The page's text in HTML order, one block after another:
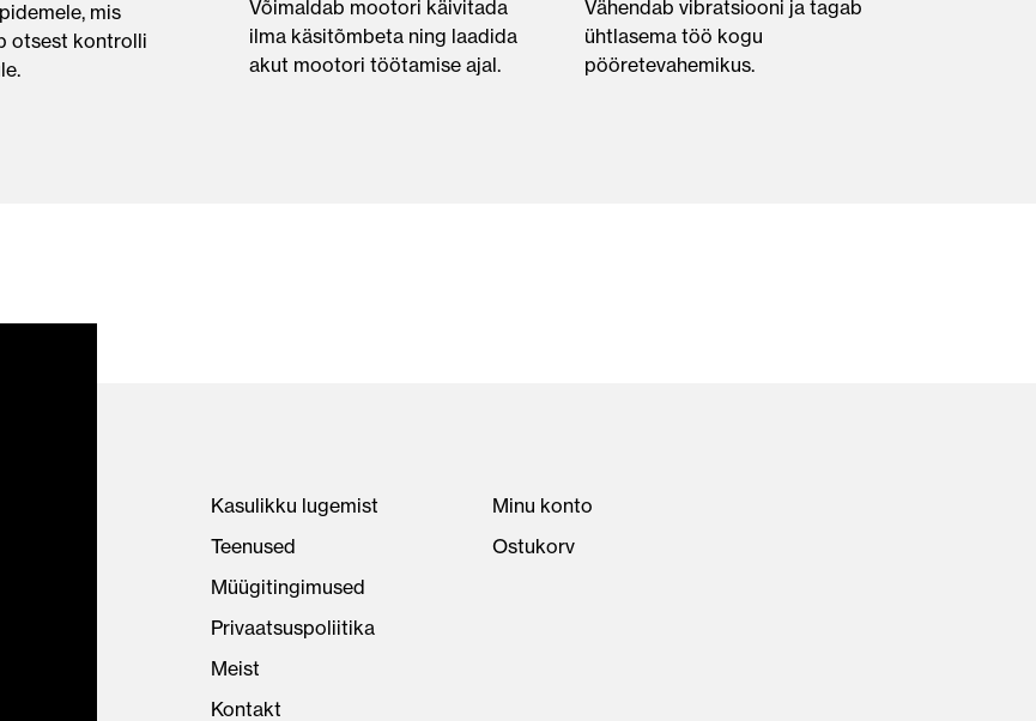
mis
otsest kontrolli
Võimaldab mootori käivitada
ilma käsitõmbeta ning laadida
akut mootori töötamise ajal.
Vähendab vibratsiooni ja tagab
ühtlasema töö kogu
pööretevahemikus.
Kasulikku lugemist
Teenused
Müügitingimused
Privaatsuspoliitika
Meist
Kontakt
Minu konto
Ostukorv